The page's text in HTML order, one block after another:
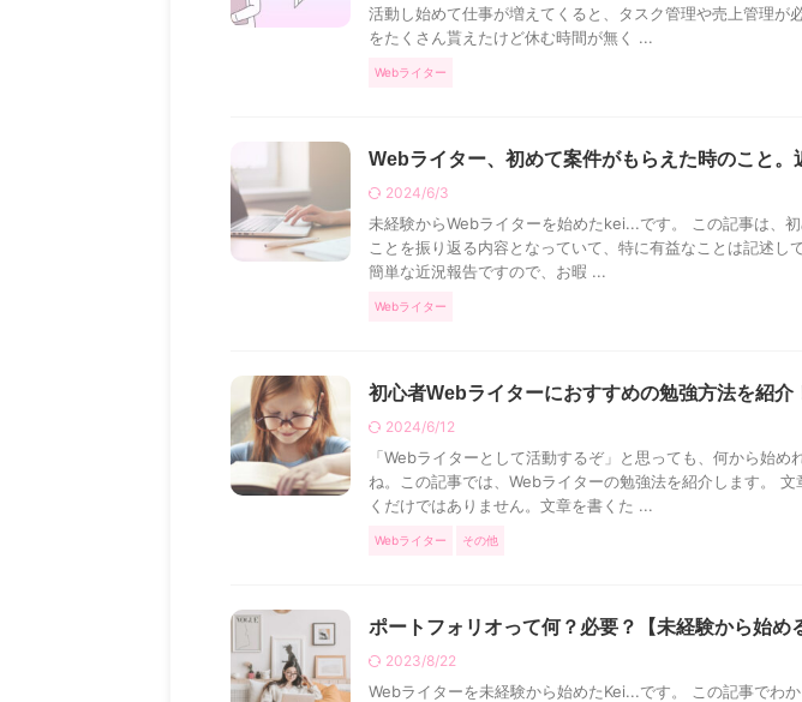
活動し始めて仕事が増えてくると、タスク管理や売上管理が
をたくさん貰えたけど休む時間が無く ...
Webライター
Webライター、初めて案件がもらえた時のこと。
2024/6/3
未経験からWebライターを始めたkei...です。 この記事は、
ことを振り返る内容となっていて、特に有益なことは記述し
簡単な近況報告ですので、お暇 ...
Webライター
初心者Webライターにおすすめの勉強方法を紹介
2024/6/12
「Webライターとして活動するぞ」と思っても、何から始め
ね。この記事では、Webライターの勉強法を紹介します。
くだけではありません。文章を書くた ...
Webライター その他
ポートフォリオって何？必要？【未経験から始め
2023/8/22
Webライターを未経験から始めたKei...です。 この記事でわ